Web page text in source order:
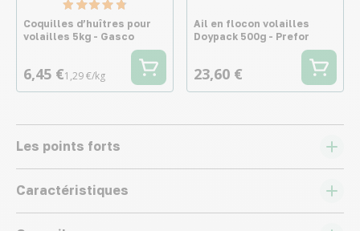
Coquilles d’huîtres pour
volailles 5kg - Gasco
6,45 €1,29 €/kg
Ail en flocon volailles
Doypack 500g - Prefor
23,60 €
Les points forts
Caractéristiques